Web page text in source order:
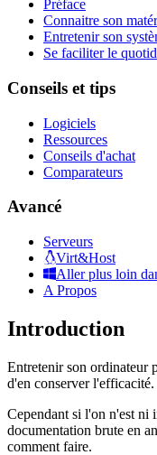
Préface
Connaitre son
Entretenir son
Se faciliter le
Conseils et tips
Logiciels
Ressources
Conseils d'achat
Comparateurs
Avancé
Serveurs
Virt&Host
Aller plus loin
A Propos
Introduction
Entretenir son ordinateur
d'en conserver l'efficacité.
Cependant si l'on n'est ni
documentation brute en
comment faire.